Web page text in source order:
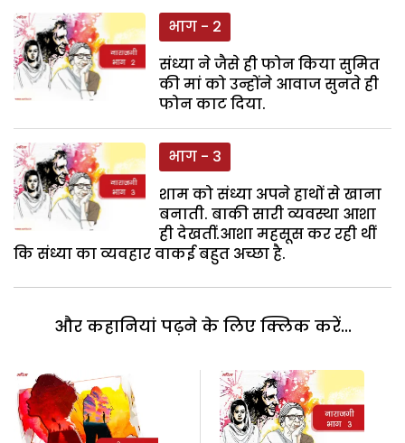
भाग - 2
संध्या ने जैसे ही फोन किया सुमित
की मां को उन्होंने आवाज सुनते ही
फोन काट दिया.
भाग - 3
शाम को संध्या अपने हाथों से खाना
बनाती. बाकी सारी व्यवस्था आशा
ही देखतीं.आशा महसूस कर रही थीं
कि संध्या का व्यवहार वाकई बहुत अच्छा है.
और कहानियां पढ़ने के लिए क्लिक करें...